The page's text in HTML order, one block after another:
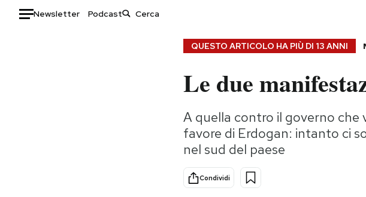
Newsletter Podcast
Consumismi
Storie/Idee
Ok Boomer!
QUESTO ARTICOLO HA PIÙ DI 13 ANNI
Le due
A quella contro il governo che
favore di Erdogan: intanto ci
nel sud del paese
Condividi